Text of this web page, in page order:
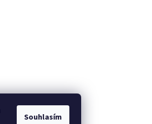
Souhlasím